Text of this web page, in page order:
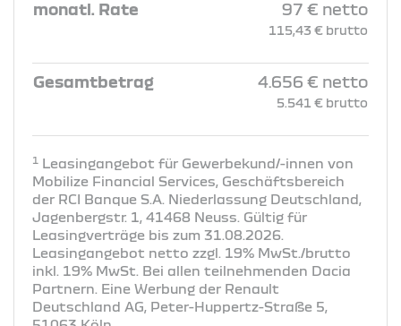
monatl. Rate 97 € netto
115,43 € brutto
Gesamtbetrag 4.656 € netto
5.541 € brutto
1 Leasingangebot für Gewerbekund/-innen von
Mobilize Financial Services, Geschäftsbereich
der RCI Banque S.A. Niederlassung Deutschland,
Jagenbergstr. 1, 41468 Neuss. Gültig für
Leasingverträge bis zum 31.08.2026.
Leasingangebot netto zzgl. 19% MwSt./brutto
inkl. 19% MwSt. Bei allen teilnehmenden Dacia
Partnern. Eine Werbung der Renault
Deutschland AG, Peter-Huppertz-Straße 5,